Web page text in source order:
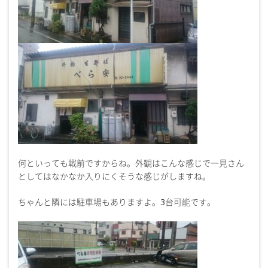
何といっても戦前ですからね。外観はこんな感じで一見さん
としてはなかなか入りにくそうな感じがしますね。
ちゃんと隣には駐車場もありますよ。3台可能です。